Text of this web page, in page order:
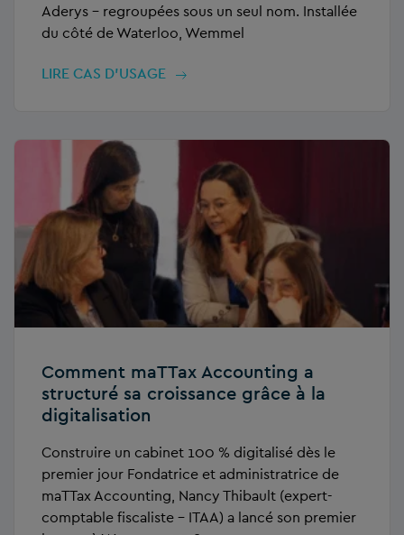
Aderys – regroupées sous un seul nom. Installée
du côté de Waterloo, Wemmel
LIRE CAS D’USAGE
Comment maTTax Accounting a
structuré sa croissance grâce à la
digitalisation
Construire un cabinet 100 % digitalisé dès le
premier jour Fondatrice et administratrice de
maTTax Accounting, Nancy Thibault (expert-
comptable fiscaliste – ITAA) a lancé son premier